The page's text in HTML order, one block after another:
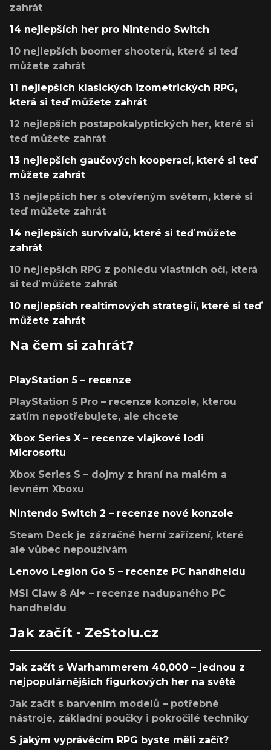
zahrát
14 nejlepších her pro Nintendo Switch
10 nejlepších boomer shooterů, které si teď
můžete zahrát
11 nejlepších klasických izometrických RPG,
která si teď můžete zahrát
12 nejlepších postapokalyptických her, které si
teď můžete zahrát
13 nejlepších gaučových kooperací, které si teď
můžete zahrát
13 nejlepších her s otevřeným světem, které si
teď můžete zahrát
14 nejlepších survivalů, které si teď můžete
zahrát
10 nejlepších RPG z pohledu vlastních očí, která
si teď můžete zahrát
10 nejlepších realtimových strategií, které si teď
můžete zahrát
Na čem si zahrát?
PlayStation 5 – recenze
PlayStation 5 Pro – recenze konzole, kterou
zatím nepotřebujete, ale chcete
Xbox Series X – recenze vlajkové lodi
Microsoftu
Xbox Series S – dojmy z hraní na malém a
levném Xboxu
Nintendo Switch 2 – recenze nové konzole
Steam Deck je zázračné herní zařízení, které
ale vůbec nepoužívám
Lenovo Legion Go S – recenze PC handheldu
MSI Claw 8 AI+ – recenze nadupaného PC
handheldu
Jak začít - ZeStolu.cz
Jak začít s Warhammerem 40,000 – jednou z
nejpopulárnějších figurkových her na světě
Jak začít s barvením modelů – potřebné
nástroje, základní poučky i pokročilé techniky
S jakým vyprávěcím RPG byste měli začít?